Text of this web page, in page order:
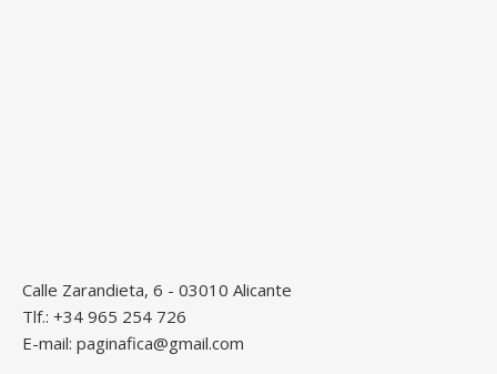
Calle Zarandieta, 6 - 03010 Alicante
Tlf.: +34 965 254 726
E-mail: paginafica@gmail.com